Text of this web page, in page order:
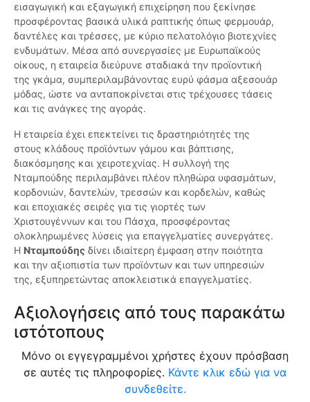
εισαγωγική και εξαγωγική επιχείρηση που ξεκίνησε
προσφέροντας βασικά υλικά ραπτικής όπως φερμουάρ,
δαντέλες και τρέσσες, με κύριο πελατολόγιο βιοτεχνίες
ενδυμάτων. Μέσα από συνεργασίες με Ευρωπαϊκούς
οίκους, η εταιρεία διεύρυνε σταδιακά την προϊοντική
της γκάμα, συμπεριλαμβάνοντας ευρύ φάσμα αξεσουάρ
μόδας, ώστε να ανταποκρίνεται στις τρέχουσες τάσεις
και τις ανάγκες της αγοράς.
Η εταιρεία έχει επεκτείνει τις δραστηριότητές της
στους κλάδους προϊόντων γάμου και βάπτισης,
διακόσμησης και χειροτεχνίας. Η συλλογή της
Νταμπούδης περιλαμβάνει πλέον πληθώρα υφασμάτων,
κορδονιών, δαντελών, τρεσσών και κορδελών, καθώς
και εποχιακές σειρές για τις γιορτές των
Χριστουγέννων και του Πάσχα, προσφέροντας
ολοκληρωμένες λύσεις για επαγγελματίες συνεργάτες.
Η Νταμπούδης δίνει ιδιαίτερη έμφαση στην ποιότητα
και την αξιοπιστία των προϊόντων και των υπηρεσιών
της, εξυπηρετώντας αποκλειστικά επαγγελματίες.
Αξιολογήσεις από τους παρακάτω
ιστότοπους
Μόνο οι εγγεγραμμένοι χρήστες έχουν πρόσβαση
σε αυτές τις πληροφορίες. Κάντε κλικ εδώ για να
συνδεθείτε.